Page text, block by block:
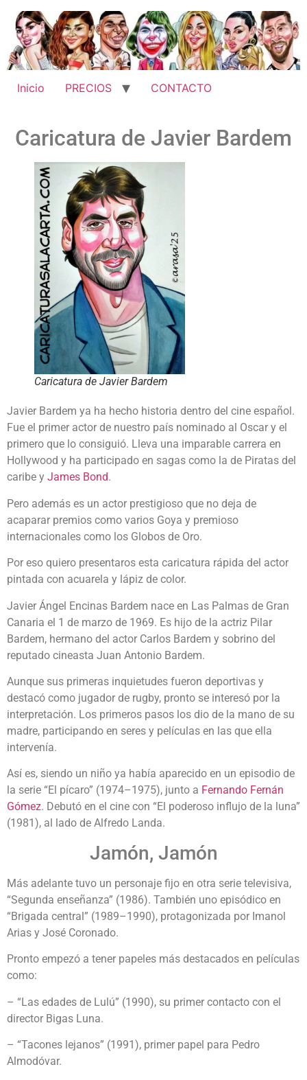
Inicio PRECIOS CONTACTO
Caricatura de Javier Bardem
Caricatura de Javier Bardem
Javier Bardem ya ha hecho historia dentro del cine español.
Fue el primer actor de nuestro país nominado al Oscar y el
primero que lo consiguió. Lleva una imparable carrera en
Hollywood y ha participado en sagas como la de Piratas del
caribe y James Bond.
Pero además es un actor prestigioso que no deja de
acaparar premios como varios Goya y premioso
internacionales como los Globos de Oro.
Por eso quiero presentaros esta caricatura rápida del actor
pintada con acuarela y lápiz de color.
Javier Ángel Encinas Bardem nace en Las Palmas de Gran
Canaria el 1 de marzo de 1969. Es hijo de la actriz Pilar
Bardem, hermano del actor Carlos Bardem y sobrino del
reputado cineasta Juan Antonio Bardem.
Aunque sus primeras inquietudes fueron deportivas y
destacó como jugador de rugby, pronto se interesó por la
interpretación. Los primeros pasos los dio de la mano de su
madre, participando en seres y películas en las que ella
intervenía.
Así es, siendo un niño ya había aparecido en un episodio de
la serie “El pícaro” (1974–1975), junto a Fernando Fernán
Gómez. Debutó en el cine con “El poderoso influjo de la luna”
(1981), al lado de Alfredo Landa.
Jamón, Jamón
Más adelante tuvo un personaje fijo en otra serie televisiva,
“Segunda enseñanza” (1986). También uno episódico en
“Brigada central” (1989–1990), protagonizada por Imanol
Arias y José Coronado.
Pronto empezó a tener papeles más destacados en películas
como:
– “Las edades de Lulú” (1990), su primer contacto con el
director Bigas Luna.
– “Tacones lejanos” (1991), primer papel para Pedro
Almodóvar.